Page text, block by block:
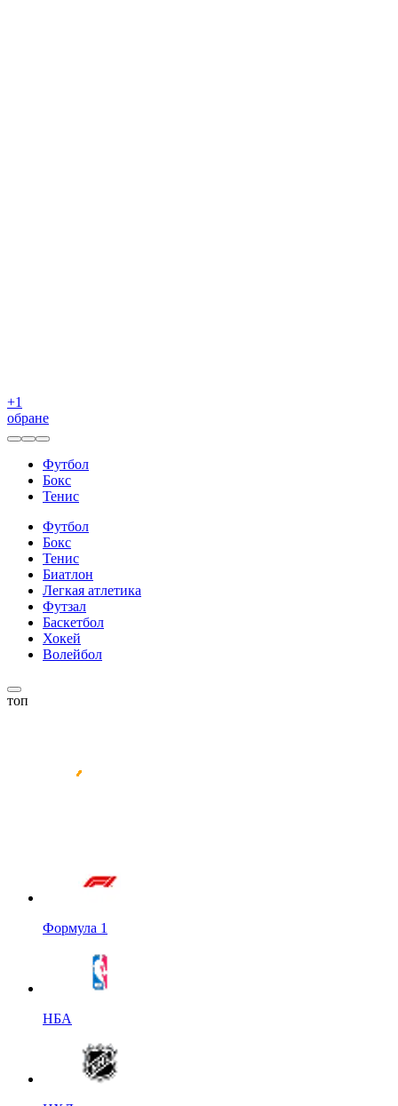
+1
обране
Футбол
Бокс
Тенис
Футбол
Бокс
Тенис
Биатлон
Легкая атлетика
Футзал
Баскетбол
Хокей
Волейбол
топ
Формула 1
НБА